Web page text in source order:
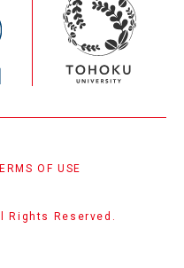
OF USE
Rights Reserved.